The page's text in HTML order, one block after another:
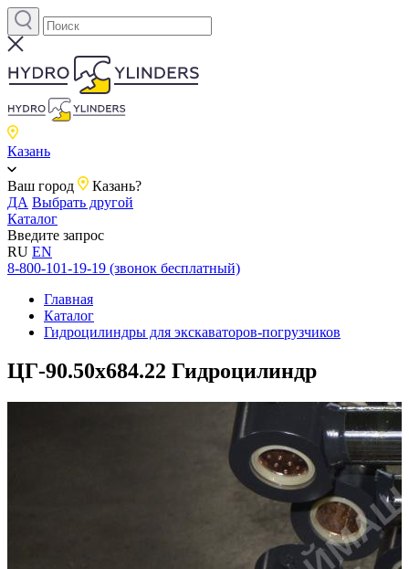
Казань
Ваш город
Казань?
ДА Выбрать другой
Каталог
Введите запрос
RU EN
8-800-101-19-19 (звонок бесплатный)
Главная
Каталог
Гидроцилиндры для экскаваторов-погрузчиков
ЦГ-90.50х684.22 Гидроцилиндр